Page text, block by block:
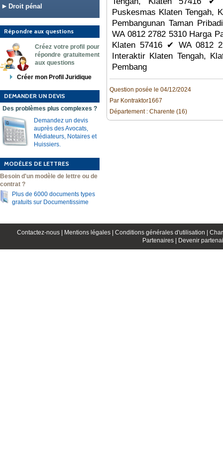
Droit pénal
Répondre aux questions
Créez votre profil pour
répondre gratuitement
aux questions
Créer mon Profil Juridique
DEMANDER UN DEVIS
Des problèmes plus complexes ?
Demandez un devis
auprès des Avocats,
Médiateurs, Notaires et
Huissiers.
MODÈLES DE LETTRES
Besoin d'un modèle de lettre ou de
contrat ?
Plus de 6000 documents types
gratuits sur Documentissime
Puskesmas Klaten Tengah,
Pembangunan Taman
WA 0812 2782 5310 Harga
Klaten 57416 ✔ WA 0812
Interaktir Klaten Tengah,
Pembang
Question posée le 04/12/2024
Par Kontraktor1667
Département : Charente (16)
Contactez-nous | Mentions légales | Conditions générales d'utilisation |
Partenaires |
Devenir